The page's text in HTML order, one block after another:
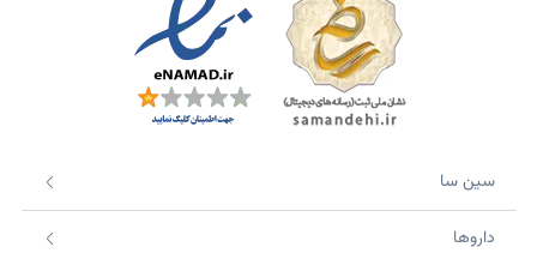
سین سا
داروها